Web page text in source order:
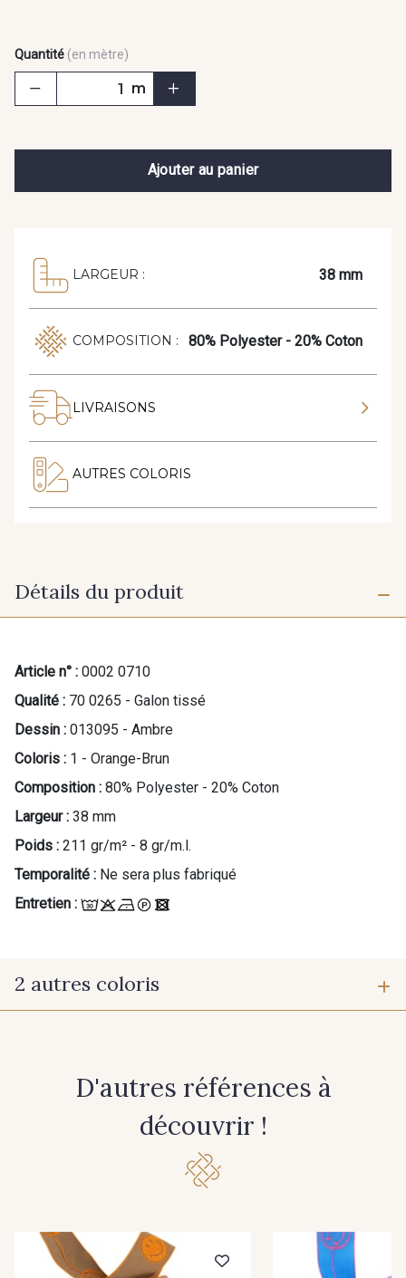
Quantité (en mètre)
m
Ajouter au panier
LARGEUR : 38 mm
COMPOSITION : 80% Polyester - 20% Coton
LIVRAISONS
AUTRES COLORIS
Détails du produit
Article n° : 0002 0710
Qualité : 70 0265 - Galon tissé
Dessin : 013095 - Ambre
Coloris : 1 - Orange-Brun
Composition : 80% Polyester - 20% Coton
Largeur : 38 mm
Poids : 211 gr/m² - 8 gr/m.l.
Temporalité : Ne sera plus fabriqué
Entretien :
2 autres coloris
D'autres références à
découvrir !